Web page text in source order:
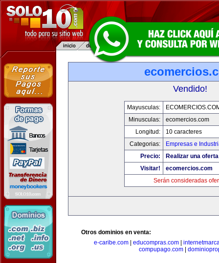
Vendido!
Mayusculas:
Minusculas:
ecomercios.com
Longitud:
10 caracteres
Categorias:
Empresas e
Precio:
Realizar una
Visitar!
ecomercios.com
Serán consideradas
Otros dominios en venta:
e-caribe.com| educompras.com|
compupago.com|